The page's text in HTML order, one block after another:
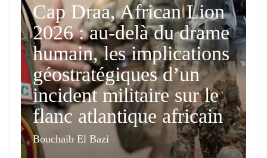
Cap Draa, African Lion
2026 : au-delà du drame
humain, les implications
géostratégiques d’un
incident militaire sur le
flanc atlantique africain
Bouchaib El Bazi